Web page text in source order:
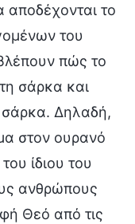
το
του
πώς το
σάρκα και
σάρκα. Δηλαδή,
στον ουρανό
ίδιου του
ανθρώπους
Θεό από τις